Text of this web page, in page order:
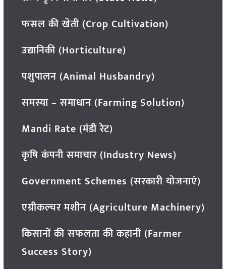
फसल की खेती (Crop Cultivation)
उद्यानिकी (Horticulture)
पशुपालन (Animal Husbandry)
समस्या – समाधान (Farming Solution)
Mandi Rate (मंडी रेट)
कृषि कंपनी समाचार (Industry News)
Government Schemes (सरकारी योजनाएं)
एग्रीकल्चर मशीन (Agriculture Machinery)
किसानों की सफलता की कहानी (Farmer
Success Story)